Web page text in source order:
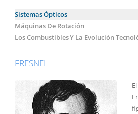
Sistemas Ópticos
Máquinas De Rotación
Los Combustibles Y La Evolución
FRESNEL